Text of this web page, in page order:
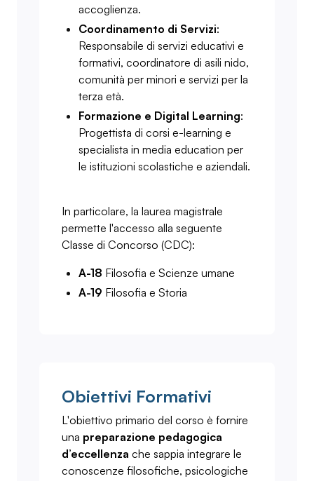
accoglienza.
Coordinamento di Servizi:
Responsabile di servizi educativi e
formativi, coordinatore di asili nido,
comunità per minori e servizi per la
terza età.
Formazione e Digital Learning:
Progettista di corsi e-learning e
specialista in media education per
le istituzioni scolastiche e aziendali.
In particolare, la laurea magistrale
permette l'accesso alla seguente
Classe di Concorso (CDC):
A-18 Filosofia e Scienze umane
A-19 Filosofia e Storia
Obiettivi Formativi
L'obiettivo primario del corso è fornire
una preparazione pedagogica
d’eccellenza che sappia integrare le
conoscenze filosofiche, psicologiche